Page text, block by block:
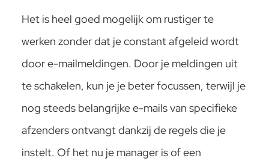
Het is heel goed mogelijk om rustiger te
werken zonder dat je constant afgeleid wordt
door e-mailmeldingen. Door je meldingen uit
te schakelen, kun je je beter focussen, terwijl je
nog steeds belangrijke e-mails van specifieke
afzenders ontvangt dankzij de regels die je
instelt. Of het nu je manager is of een